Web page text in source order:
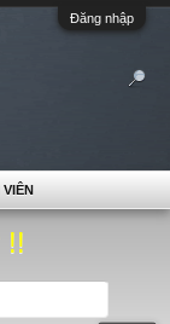
Đăng nhập
!!
VIÊN